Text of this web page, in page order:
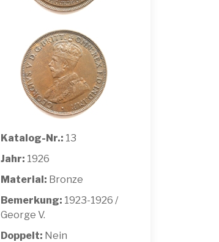
Katalog-Nr.: 13
Jahr: 1926
Material: Bronze
Bemerkung: 1923-1926 /
George V.
Doppelt: Nein